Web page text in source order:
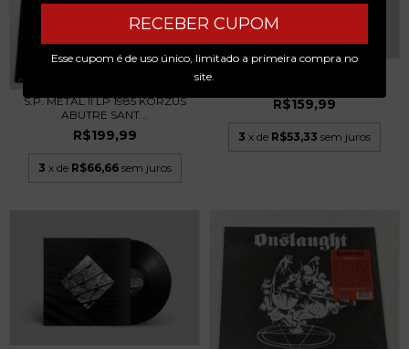
RECEBER CUPOM
Esse cupom é de uso único, limitado a primeira compra no
site.
S.P. METAL II LP 1985 KORZUS
ABUTRE SANT...
R$199,99
3 x de R$66,66 sem juros
R$159,99
3 x de R$53,33 sem juros